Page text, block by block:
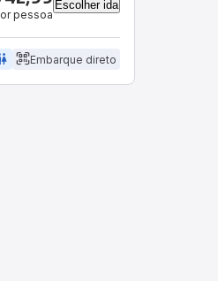
pessoa
Escolher ida
Embarque direto